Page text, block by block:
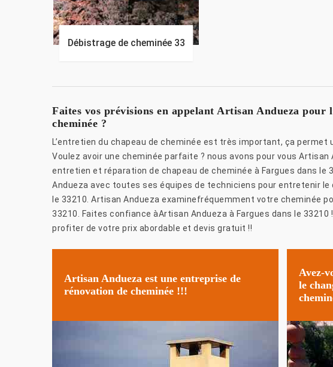
Débistrage de cheminée 33
Faites vos prévisions en appelant Artisan Andueza pour
cheminée ?
L’entretien du chapeau de cheminée est très important, ça
Voulez avoir une cheminée parfaite ? nous avons pour vous
entretien et réparation de chapeau de cheminée à Fargues dans
Andueza avec toutes ses équipes de techniciens pour entretenir le
le 33210. Artisan Andueza examinefréquemment votre cheminée
33210. Faites confiance àArtisan Andueza à Fargues dans le
profiter de votre prix abordable et devis gratuit !!
Artisan Andueza est une entreprise de
rénovation de cheminée !!!
Avez-
le